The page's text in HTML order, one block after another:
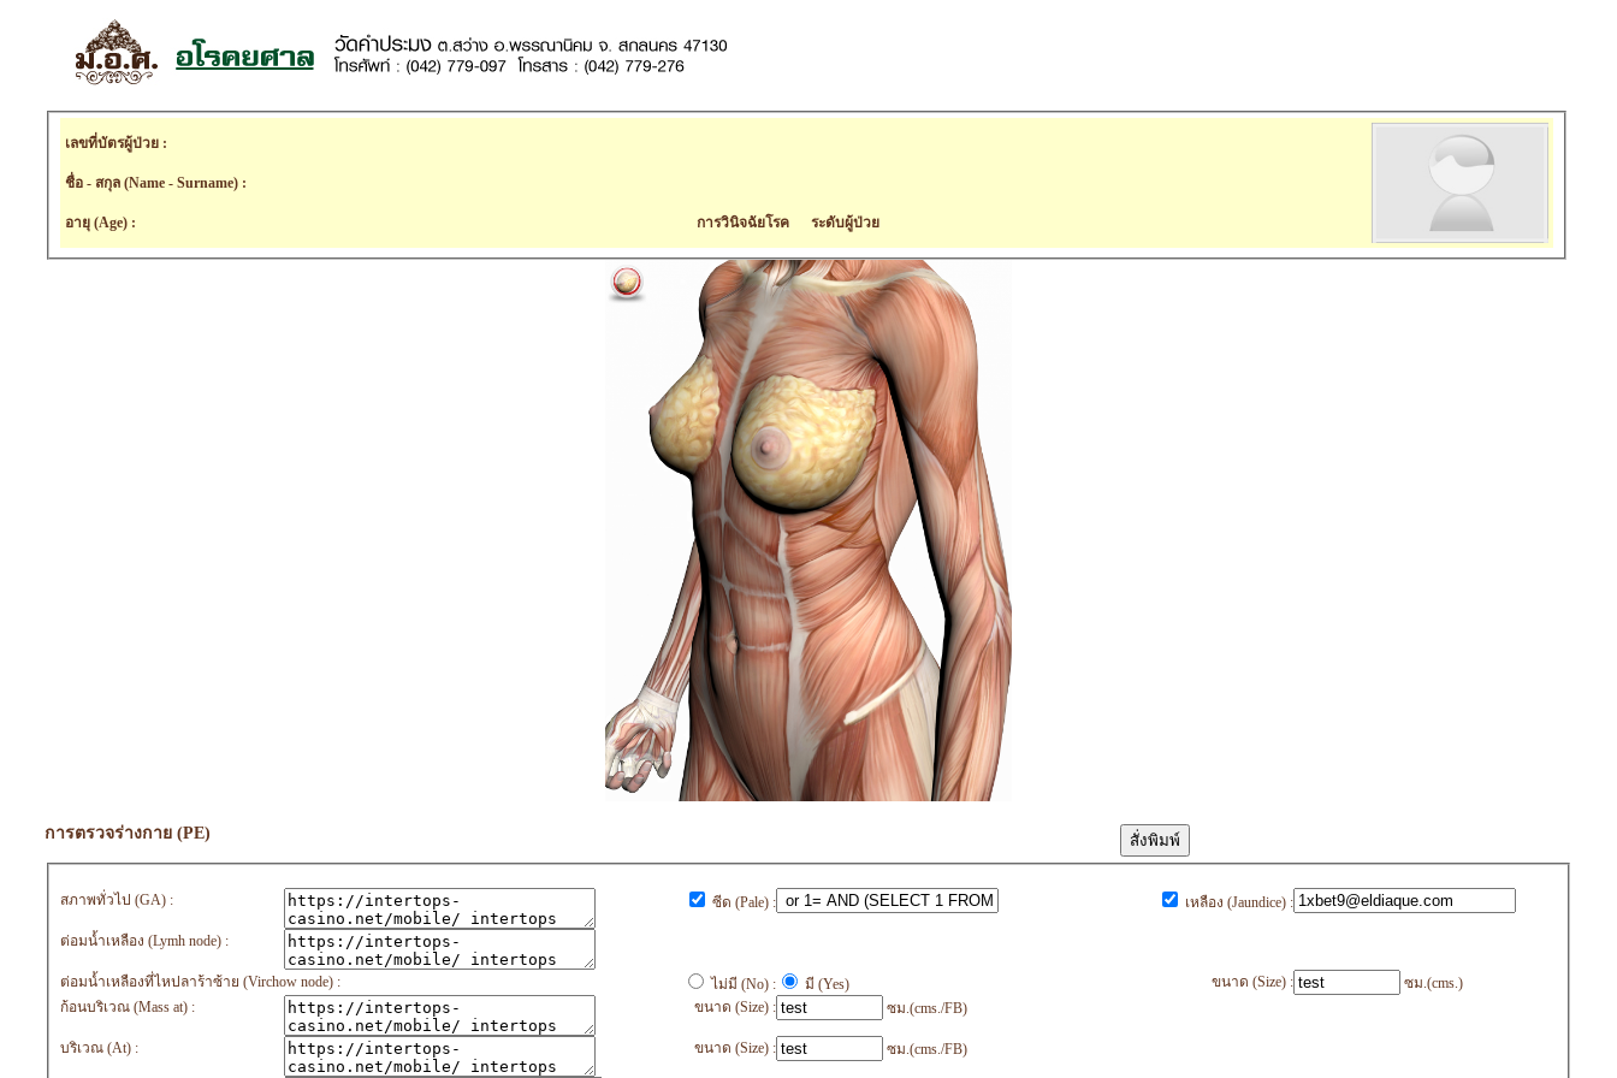
เลขที่บัตรผู้ป่วย :
ชื่อ - สกุล (Name - Surname) :
อายุ (Age) : การวินิจฉัยโรค ระดับผู้ป่วย
การตรวจร่างกาย (PE)
สภาพทั่วไป (GA) : ซีด (Pale) : เหลือง (Jaundice) :
ต่อมน้ำเหลือง (Lymh node) :
ต่อมน้ำเหลืองที่ไหปลาร้าซ้าย (Virchow node) : ไม่มี (No) : มี (Yes) ขนาด (Size) :
ซม.(cms.)
ก้อนบริเวณ (Mass at) :
ขนาด (Size) : ซม.(cms./FB)
บริเวณ (At) : ขนาด (Size) : ซม.(cms./FB)